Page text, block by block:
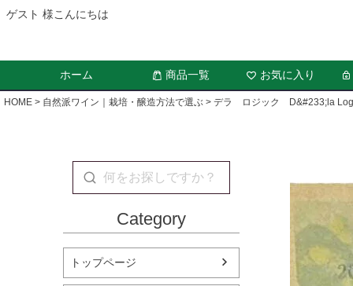
ゲスト 様こんにちは
ホーム 商品一覧 お気に入り
HOME 自然派ワイン｜栽培・醸造方法で選ぶ デラ ロジック D&#233;la
Category
トップページ